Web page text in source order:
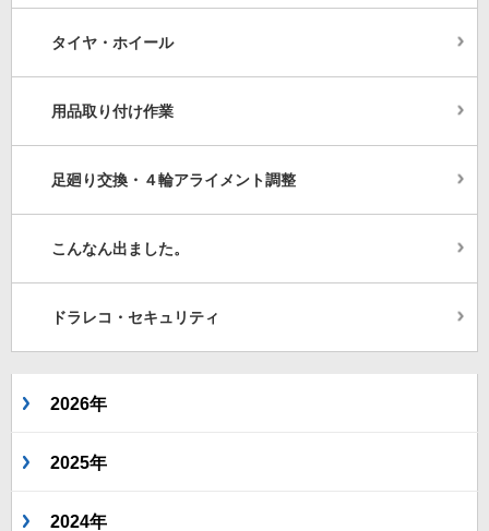
タイヤ・ホイール
用品取り付け作業
足廻り交換・４輪アライメント調整
こんなん出ました。
ドラレコ・セキュリティ
2026年
2025年
2024年